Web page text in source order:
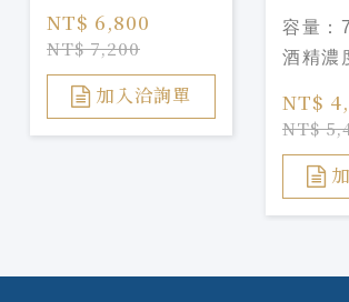
NT$ 6,800
NT$ 7,200
加入洽詢單
爾 天
摩
容量：
酒精濃
NT$
NT$